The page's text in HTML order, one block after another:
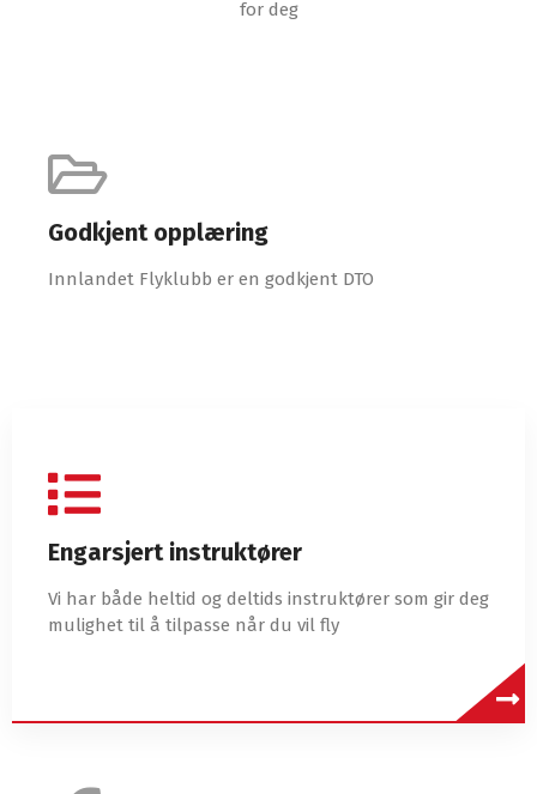
for deg
Godkjent opplæring
Innlandet Flyklubb er en godkjent DTO
Engarsjert instruktører
Vi har både heltid og deltids instruktører som gir deg
mulighet til å tilpasse når du vil fly